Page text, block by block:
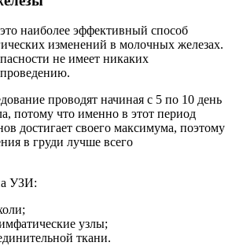
наиболее эффективный способ
изменений в молочных железах.
не имеет никаких
проводят начиная с 5 по 10 день
потому что именно в этот период
достигает своего максимума, поэтому
в груди лучше всего
УЗИ:
узлы;
ткани.